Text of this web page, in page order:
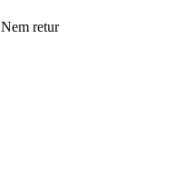
Nem retur